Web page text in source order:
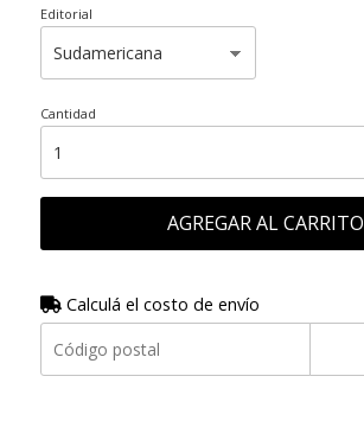
Editorial
Cantidad
AGREGAR AL CARRITO
Calculá el costo de envío